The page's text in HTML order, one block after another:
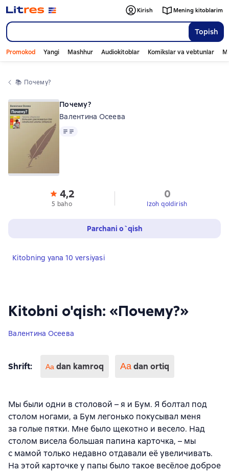
Topish
Kirish Mening kitoblarim
Promokod Yangi Mashhur Audiokitoblar Komikslar va vebtunlar
📚 Почему?
Kitobni o'qish: «Почему?»
Валентина Осеева
Shrift: Aa dan kamroq Аа dan ortiq
Мы были одни в столовой – я и Бум. Я болтал под
столом ногами, а Бум легонько покусывал меня
за голые пятки. Мне было щекотно и весело. Над
столом висела большая папина карточка, – мы
с мамой только недавно отдавали её увеличивать.
На этой карточке у папы было такое весёлое доброе
Почему?
Валентина Осеева
Matn
4,2
5 baho
0
Izoh qoldirish
Parchani o`qish
Kitobning yana 10 versiyasi